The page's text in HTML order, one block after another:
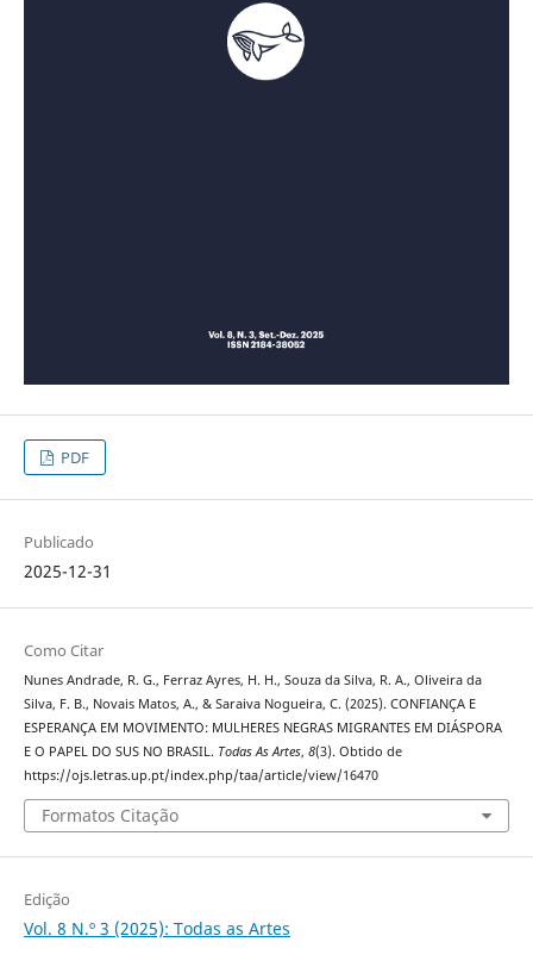
PDF
Publicado
2025-12-31
Como Citar
Nunes Andrade, R. G., Ferraz Ayres, H. H., Souza da Silva, R. A., Oliveira da
Silva, F. B., Novais Matos, A., & Saraiva Nogueira, C. (2025). CONFIANÇA E
ESPERANÇA EM MOVIMENTO: MULHERES NEGRAS MIGRANTES EM DIÁSPORA
E O PAPEL DO SUS NO BRASIL. Todas As Artes, 8(3). Obtido de
https://ojs.letras.up.pt/index.php/taa/article/view/16470
Formatos Citação
Edição
Vol. 8 N.º 3 (2025): Todas as Artes